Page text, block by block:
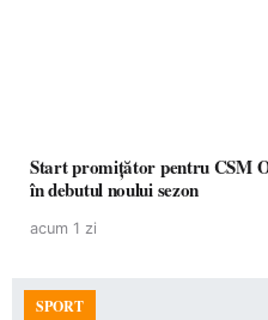
Start promițător pentru CSM
în debutul noului sezon
acum 1 zi
SPORT